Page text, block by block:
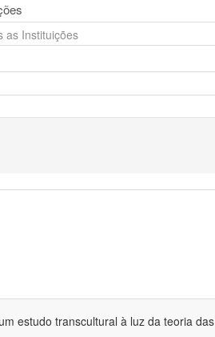
estudo transcultural à luz da teoria das